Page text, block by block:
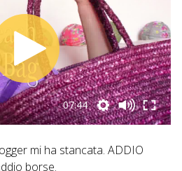
07:44
mi ha stancata. ADDIO
borse.